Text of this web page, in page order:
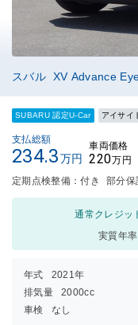
スバル XV Advance
SUBARU 認定U-Car アイサイ
支払総額
234.3万円
車両価格
220万円
定期点検整備：付き 部分保
通常クレジッ
実質年率
年式 2021年
排気量
2000cc
車検
なし